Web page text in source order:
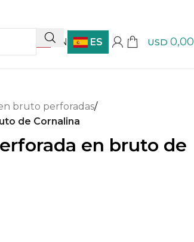
EN ES USD 0,00
bruto perforadas/
de Cornalina
en bruto de